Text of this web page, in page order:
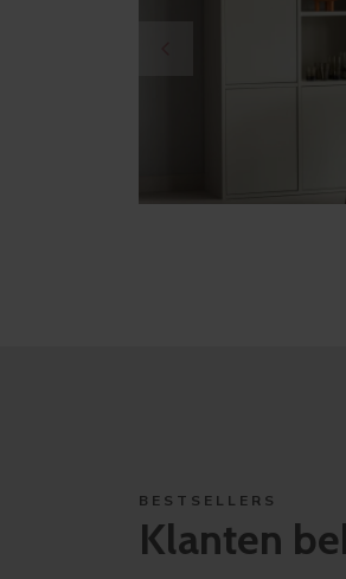
BESTSELLERS
Klanten